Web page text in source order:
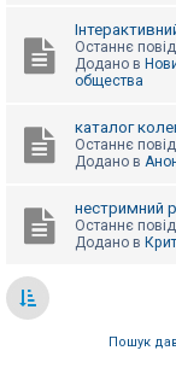
Останнє
Додано в
общества
каталог
Останнє
Додано в
нестримний
Останнє
Додано в
Пошук